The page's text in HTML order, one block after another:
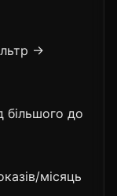
→
більшого до
місяць